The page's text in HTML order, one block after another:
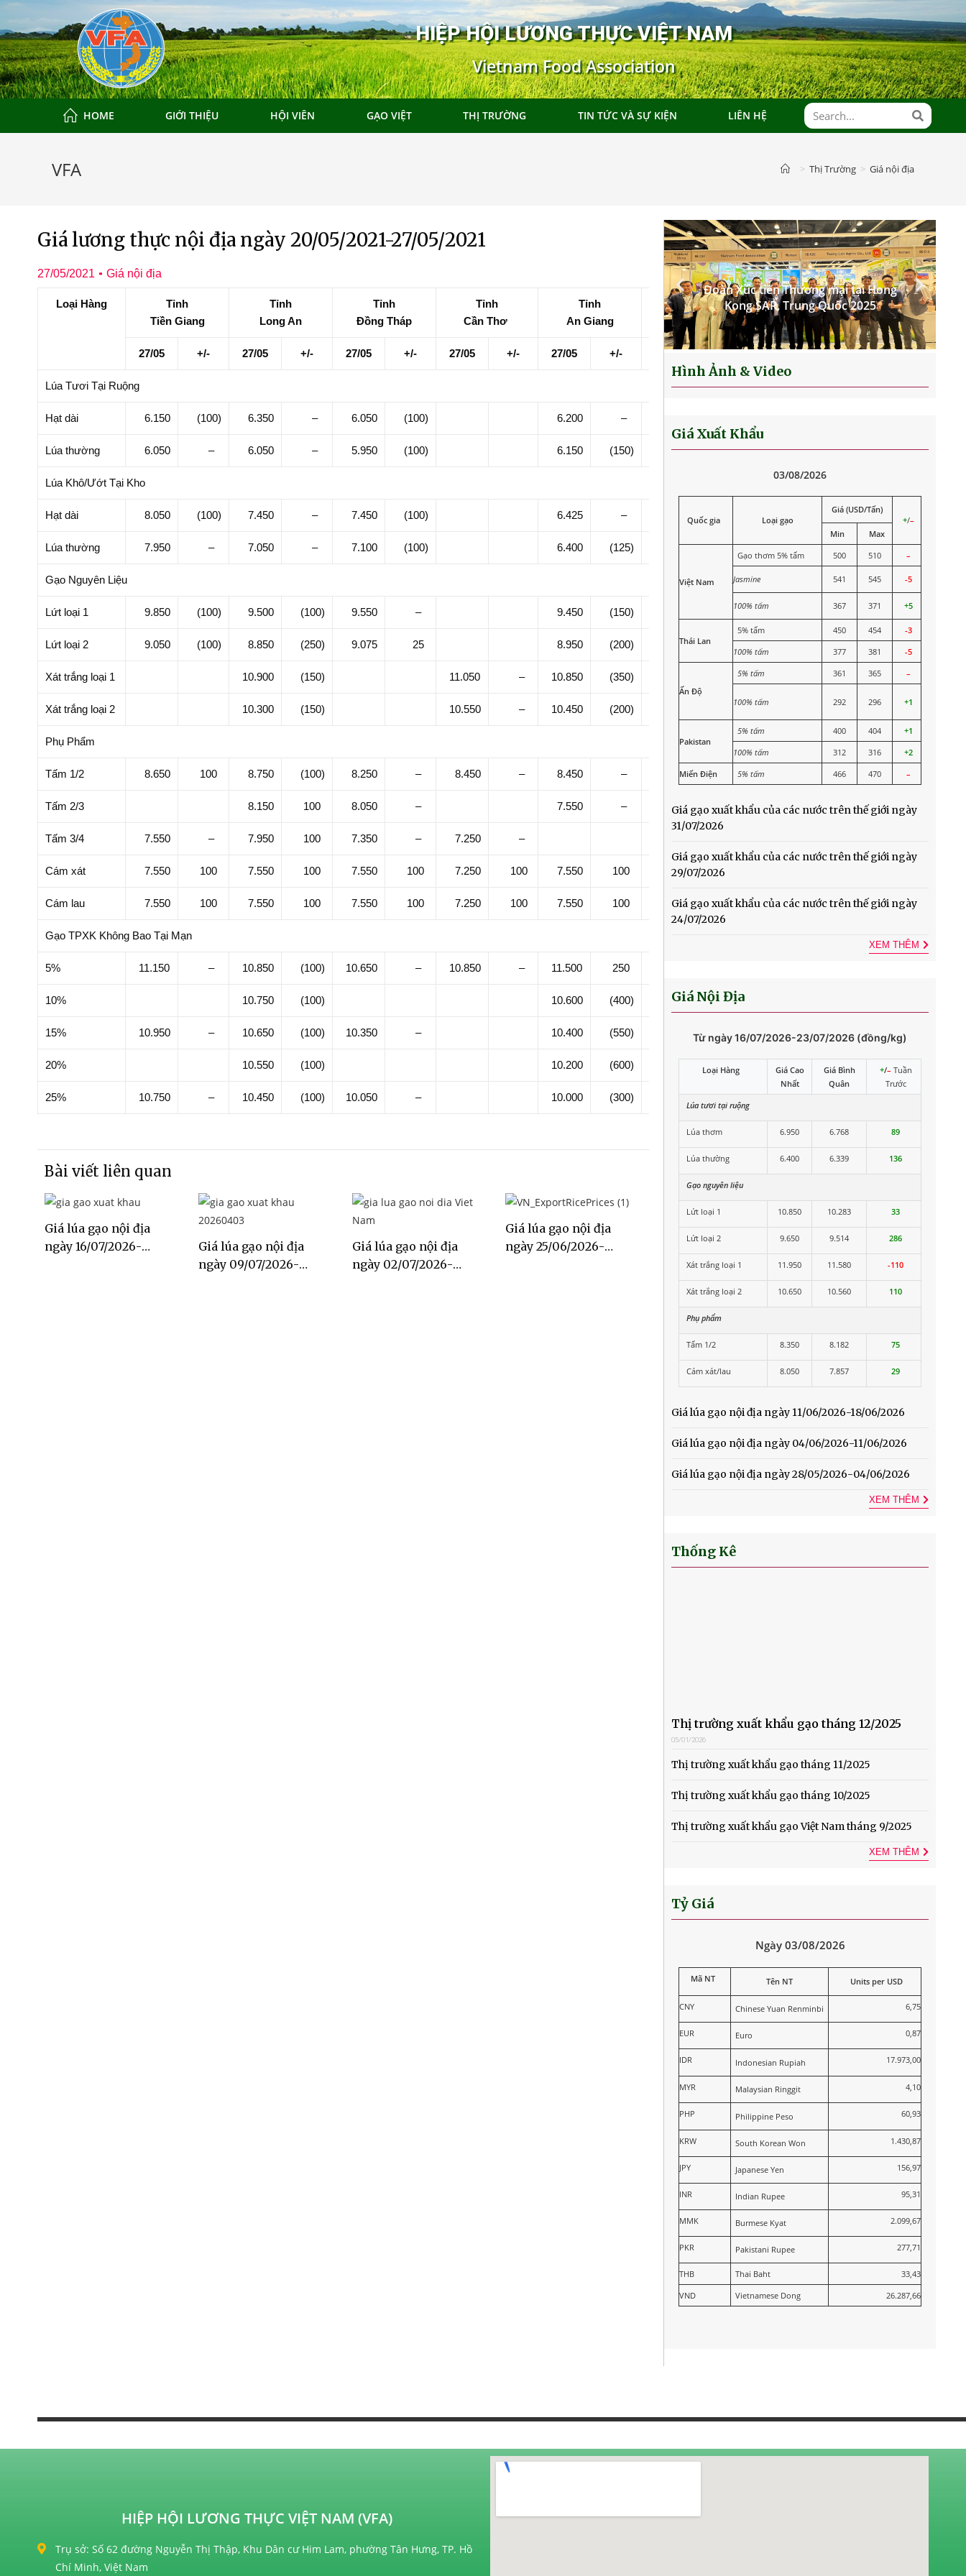
HIỆP HỘI LƯƠNG THỰC VIỆT NAM
Vietnam Food Association
HOME GIỚI THIỆU HỘI VIÊN GẠO VIỆT THỊ TRƯỜNG TIN TỨC VÀ SỰ KIỆN LIÊN HỆ
VFA > Thị Trường > Giá nội địa
Giá lương thực nội địa ngày 20/05/2021-27/05/2021
27/05/2021 Giá nội địa
Loại Hàng
Tỉnh
Tiền Giang
Tỉnh
Long An
Tỉnh
Đồng Tháp
Tỉnh
Cần Thơ
Tỉnh
An Giang
Tỉnh
Bạc Liêu
Tỉnh
Kiên Giang
Giá
cao nhất
Giá BQ
27/05 +/- 27/05 +/- 27/05 +/- 27/05 +/- 27/05 +/- 27/05 +/- 27/05 +/-
Lúa Tươi Tại Ruộng
Hạt dài 6.150 (100) 6.350 – 6.050 (100) 6.200 –
Lúa thường 6.050 – 6.050 – 5.950 (100) 6.150 (150) 6.450 – 6.100 (300) 6.450 6.125
Lúa Khô/Ướt Tại Kho
Hạt dài 8.050 (100) 7.450 – 7.450 (100) 6.425 – 7.700 (100) 8.050
Lúa thường 7.950 – 7.050 – 7.100 (100) 6.400 (125) 7.100 (300) 7.950 7.120
Gạo Nguyên Liệu
Lứt loại 1 9.850 (100) 9.500 (100) 9.550 – 9.450 (150) 10.000 10.000
Lứt loại 2 9.050 (100) 8.850 (250) 9.075 25 8.950 (200) 8.950 – 9.100 – 9.100 8.996
Xát trắng loại 1 10.900 (150) 11.050 – 10.850 (350) 11.200 – 11.200
Xát trắng loại 2 10.300 (150) 10.550 – 10.450 (200) – 10.400 – 10.550
Phụ Phẩm
Tấm 1/2 8.650 100 8.750 (100) 8.250 – 8.450 – 8.450 – 8.650 – 8.700 – 8.750
Tấm 2/3 8.150 100 8.050 – 7.550 – 7.600 – 8.150 7.838
Tấm 3/4 7.550 – 7.950 100 7.350 – 7.250 –
Cám xát 7.550 100 7.550 100 7.550 100 7.250 100 7.550 100 6.950 –
Cám lau 7.550 100 7.550 100 7.550 100 7.250 100 7.550 100 6.950 – 7.500 (50) 7.550 7.414
Gạo TPXK Không Bao Tại Mạn
5% 11.150 – 10.850 (100) 10.650 – 10.850 – 11.500 250
10% 10.750 (100) 10.600 (400)
15% 10.950 – 10.650 (100) 10.350 – 10.400 (550) – 10.550 – 10.950
20% 10.550 (100) 10.200 (600) 10.550
25% 10.750 – 10.450 (100) 10.050 – 10.000 (300) 10.500 – 10.200 – 10.750 10.325
Bài viết liên quan
Giá lúa gạo nội địa
ngày 16/07/2026-
Giá lúa gạo nội địa
ngày 09/07/2026-
Giá lúa gạo nội địa
ngày 02/07/2026-
Giá lúa gạo nội địa
ngày 25/06/2026-
Đoàn Xúc tiến Thương mại tại Hong
Kong SAR, Trung Quốc 2025
Hình Ảnh & Video
Giá Xuất Khẩu
03/08/2026
Quốc gia Loại gạo
Giá (USD/Tấn)
+/–
Min
Max
Việt Nam
Gạo thơm 5% tấm 500 510 –
Jasmine 541 545 -5
100% tấm 367 371 +5
Thái Lan
5% tấm 450 454
-3
100% tấm
377 381 -5
Ấn Độ
5% tấm 361 365 –
100% tấm 292 296 +1
Pakistan
5% tấm 400 404
+1
100% tấm
312 316
+2
Miến Điện
5% tấm 466 470 –
Giá gạo xuất khẩu của các nước trên thế giới ngày
31/07/2026
Giá gạo xuất khẩu của các nước trên thế giới ngày
29/07/2026
Giá gạo xuất khẩu của các nước trên thế giới ngày
24/07/2026
XEM THÊM
Giá Nội Địa
Từ ngày 16/07/2026-23/07/2026 (đồng/kg)
Loại Hàng
Giá Cao
Nhất
Giá Bình
Quân
+/– Tuần
Trước
Lúa tươi tại ruộng
Lúa thơm 6.950 6.768 89
Lúa thường 6.400 6.339 136
Gạo nguyên liệu
Lứt loại 1 10.850 10.283 33
Lứt loại 2 9.650 9.514 286
Xát trắng loại 1 11.950 11.580 -110
Xát trắng loại 2 10.650 10.560 110
Phụ phẩm
Tấm 1/2 8.350 8.182 75
Cám xát/lau 8.050 7.857 29
Giá lúa gạo nội địa ngày 11/06/2026-18/06/2026
Giá lúa gạo nội địa ngày 04/06/2026-11/06/2026
Giá lúa gạo nội địa ngày 28/05/2026-04/06/2026
XEM THÊM
Thống Kê
Thị trường xuất khẩu gạo tháng 12/2025
05/01/2026
Thị trường xuất khẩu gạo tháng 11/2025
Thị trường xuất khẩu gạo tháng 10/2025
Thị trường xuất khẩu gạo Việt Nam tháng 9/2025
XEM THÊM
Tỷ Giá
Ngày 03/08/2026
Mã NT Tên NT Units per USD
CNY Chinese Yuan Renminbi 6,75
EUR Euro 0,87
IDR Indonesian Rupiah 17.973,00
MYR Malaysian Ringgit 4,10
PHP Philippine Peso 60,93
KRW South Korean Won 1.430,87
JPY Japanese Yen 156,97
INR Indian Rupee 95,31
MMK Burmese Kyat 2.099,67
PKR Pakistani Rupee 277,71
THB Thai Baht
33,43
VND
Vietnamese Dong 26.287,66
HIỆP HỘI LƯƠNG THỰC VIỆT NAM (VFA)
Trụ sở: Số 62 đường Nguyễn Thị Thập, Khu Dân cư Him Lam, phường Tân Hưng, TP. Hồ
Chí Minh, Việt Nam